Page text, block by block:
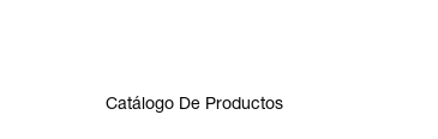
Catálogo De Productos